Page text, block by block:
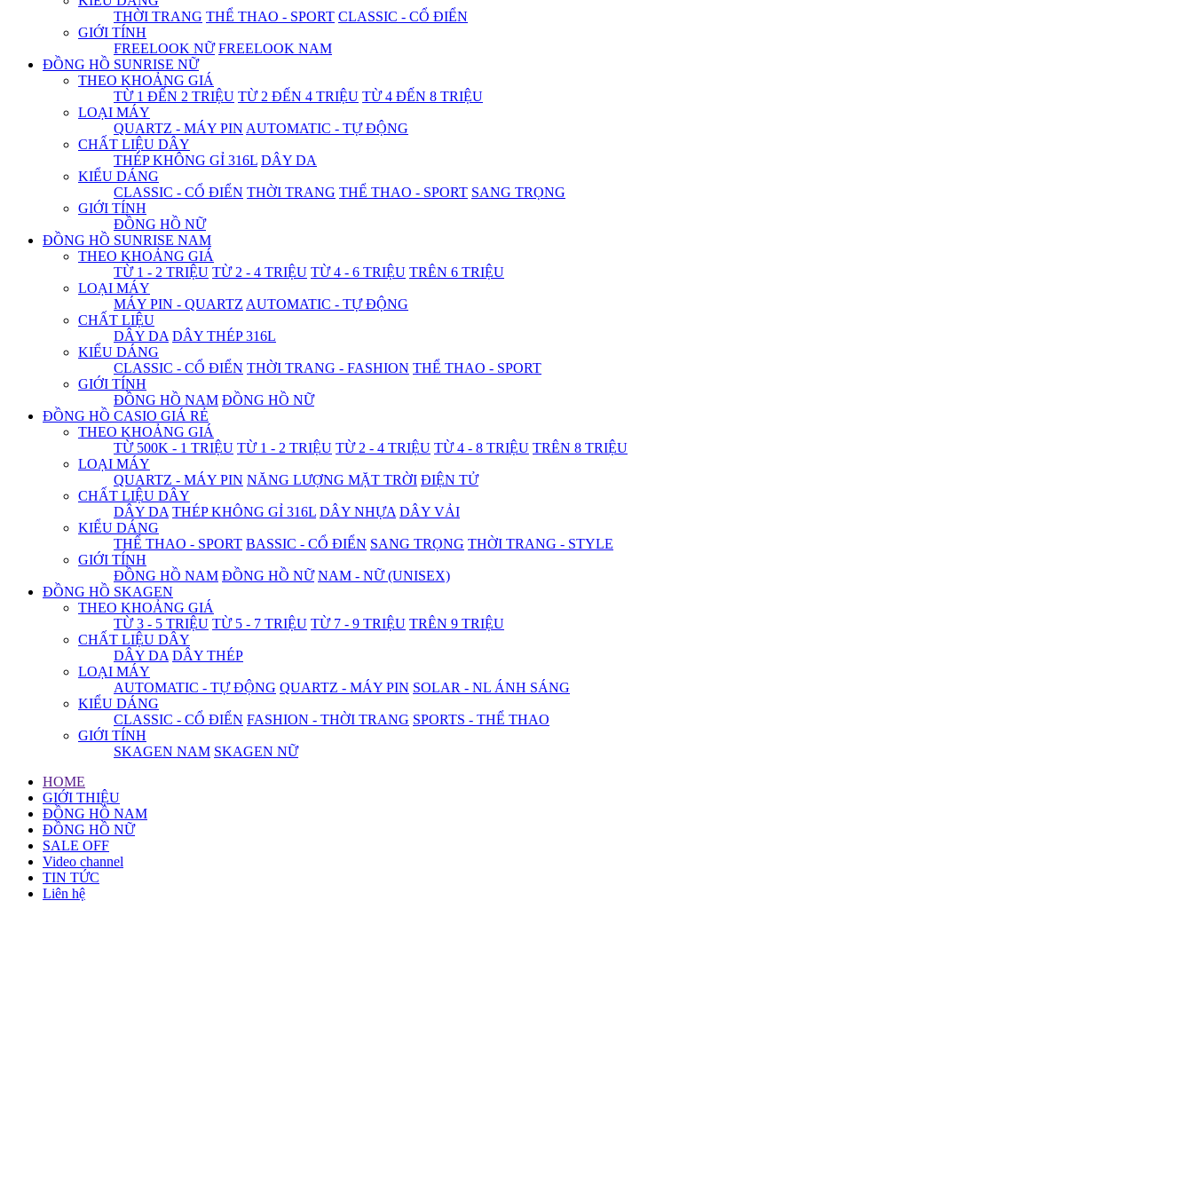
THỜI TRANG THỂ THAO - SPORT CLASSIC - CỔ ĐIỂN
GIỚI TÍNH
FREELOOK NỮ FREELOOK NAM
ĐỒNG HỒ SUNRISE NỮ
THEO KHOẢNG GIÁ
TỪ 1 ĐẾN 2 TRIỆU TỪ 2 ĐẾN 4 TRIỆU TỪ 4 ĐẾN 8 TRIỆU
LOẠI MÁY
QUARTZ - MÁY PIN AUTOMATIC - TỰ ĐỘNG
CHẤT LIỆU DÂY
THÉP KHÔNG GỈ 316L DÂY DA
KIỂU DÁNG
CLASSIC - CỔ ĐIỂN THỜI TRANG THỂ THAO - SPORT SANG TRỌNG
GIỚI TÍNH
ĐỒNG HỒ NỮ
ĐỒNG HỒ SUNRISE NAM
THEO KHOẢNG GIÁ
TỪ 1 - 2 TRIỆU TỪ 2 - 4 TRIỆU TỪ 4 - 6 TRIỆU TRÊN 6 TRIỆU
LOẠI MÁY
MÁY PIN - QUARTZ AUTOMATIC - TỰ ĐỘNG
CHẤT LIỆU
DÂY DA DÂY THÉP 316L
KIỂU DÁNG
CLASSIC - CỔ ĐIỂN THỜI TRANG - FASHION THỂ THAO - SPORT
GIỚI TÍNH
ĐỒNG HỒ NAM ĐỒNG HỒ NỮ
ĐỒNG HỒ CASIO GIÁ RẺ
THEO KHOẢNG GIÁ
TỪ 500K - 1 TRIỆU TỪ 1 - 2 TRIỆU TỪ 2 - 4 TRIỆU TỪ 4 - 8 TRIỆU TRÊN 8 TRIỆU
LOẠI MÁY
QUARTZ - MÁY PIN NĂNG LƯỢNG MẶT TRỜI ĐIỆN TỬ
CHẤT LIỆU DÂY
DÂY DA THÉP KHÔNG GỈ 316L DÂY NHỰA DÂY VẢI
KIỂU DÁNG
THỂ THAO - SPORT BASSIC - CỔ ĐIỂN SANG TRỌNG THỜI TRANG - STYLE
GIỚI TÍNH
ĐỒNG HỒ NAM ĐỒNG HỒ NỮ NAM - NỮ (UNISEX)
ĐỒNG HỒ SKAGEN
THEO KHOẢNG GIÁ
TỪ 3 - 5 TRIỆU TỪ 5 - 7 TRIỆU TỪ 7 - 9 TRIỆU TRÊN 9 TRIỆU
CHẤT LIỆU DÂY
DÂY DA DÂY THÉP
LOẠI MÁY
AUTOMATIC - TỰ ĐỘNG QUARTZ - MÁY PIN SOLAR - NL ÁNH SÁNG
KIỂU DÁNG
CLASSIC - CỔ ĐIỂN FASHION - THỜI TRANG SPORTS - THỂ THAO
GIỚI TÍNH
SKAGEN NAM SKAGEN NỮ
HOME
GIỚI THIỆU
ĐỒNG HỒ NAM
ĐỒNG HỒ NỮ
SALE OFF
Video channel
TIN TỨC
Liên hệ